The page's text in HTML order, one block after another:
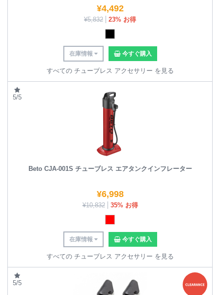
¥4,492
¥5,832 23% お得
在庫情報 今すぐ購入
すべての チューブレス アクセサリー を見る
5/5
Beto CJA-001S チューブレス エアタンクインフレーター
¥6,998
¥10,832 35% お得
在庫情報 今すぐ購入
すべての チューブレス アクセサリー を見る
5/5